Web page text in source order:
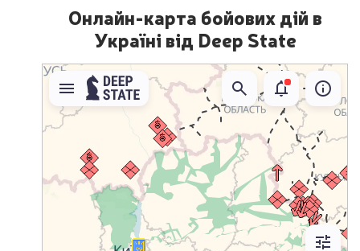
Онлайн-карта бойових дій в
Україні від Deep State